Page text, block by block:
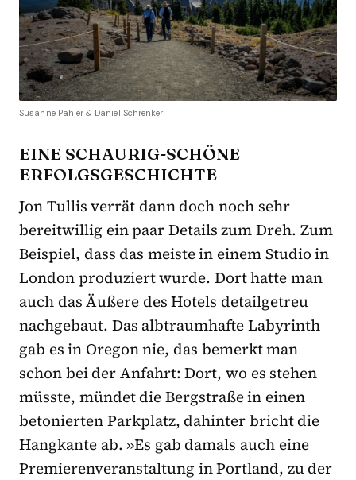
Susanne Pahler & Daniel Schrenker
EINE SCHAURIG-SCHÖNE
ERFOLGSGESCHICHTE
Jon Tullis verrät dann doch noch sehr
bereitwillig ein paar Details zum Dreh. Zum
Beispiel, dass das meiste in einem Studio in
London produziert wurde. Dort hatte man
auch das Äußere des Hotels detailgetreu
nachgebaut. Das albtraumhafte Labyrinth
gab es in Oregon nie, das bemerkt man
schon bei der Anfahrt: Dort, wo es stehen
müsste, mündet die Bergstraße in einen
betonierten Parkplatz, dahinter bricht die
Hangkante ab. »Es gab damals auch eine
Premierenveranstaltung in Portland, zu der